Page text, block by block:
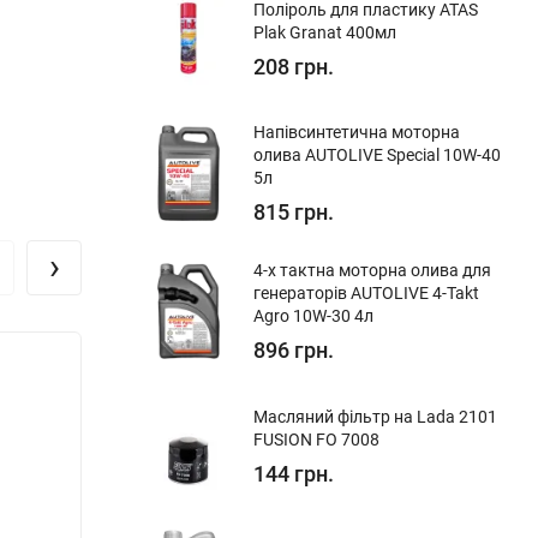
›
Поліроль для пластику ATAS
Plak Granat 400мл
208 грн.
Напівсинтетична моторна
олива AUTOLIVE Special 10W-40
5л
815 грн.
4-х тактна моторна олива для
генераторів AUTOLIVE 4-Takt
Agro 10W-30 4л
896 грн.
Масляний фільтр на Lada 2101
FUSION FO 7008
144 грн.